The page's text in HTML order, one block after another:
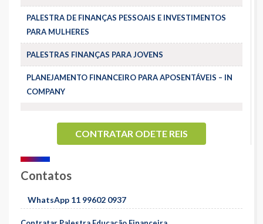
PALESTRA DE FINANÇAS PESSOAIS E INVESTIMENTOS
PARA MULHERES
PALESTRAS FINANÇAS PARA JOVENS
PLANEJAMENTO FINANCEIRO PARA APOSENTÁVEIS – IN
COMPANY
CONTRATAR ODETE REIS
Contatos
WhatsApp 11 99602 0937